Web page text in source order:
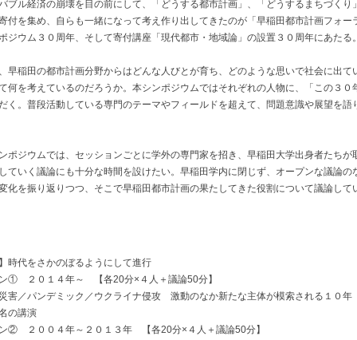
ブル経済の崩壊を目の前にして、「どうする都市計画」、「どうするまちづくり
付を集め、自らも一緒になって考え作り出してきたのが「早稲田都市計画フォー
ジウム３０周年、そして寄付講座「現代都市・地域論」の設置３０周年にあたる
早稲田の都市計画分野からはどんな人びとが育ち、どのような思いで社会に出て
何を考えているのだろうか。本シンポジウムではそれぞれの人物に、「この３０
く。普段活動している専門のテーマやフィールドを超えて、問題意識や展望を語
ポジウムでは、セッションごとに学外の専門家を招き、早稲田大学出身者たちが
ていく議論にも十分な時間を設けたい。早稲田学内に閉じず、オープンな議論の
化を振り返りつつ、そこで早稲田都市計画の果たしてきた役割について議論して
時代をさかのぼるようにして進行
① ２０１４年～ 【各20分×４人＋議論50分】
パンデミック／ウクライナ侵攻 激動のなか新たな主体が模索される１０年
講演
② ２００４年～２０１３年 【各20分×４人＋議論50分】